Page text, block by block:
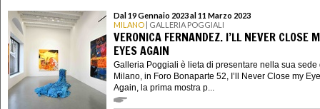
Dal 19 Gennaio 2023 al 11 Marzo 2023
MILANO | GALLERIA POGGIALI
VERONICA FERNANDEZ. I’LL NEVER CLOSE
EYES AGAIN
Galleria Poggiali è lieta di presentare nella sua sede
Milano, in Foro Bonaparte 52, I’ll Never Close my
Again, la prima mostra p...